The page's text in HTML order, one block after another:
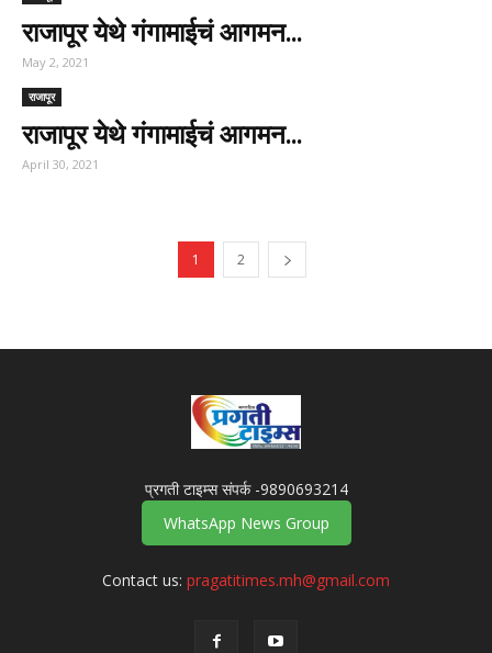
राजापूर येथे गंगामाईचं आगमन…
May 2, 2021
राजापूर
राजापूर येथे गंगामाईचं आगमन…
April 30, 2021
1 2
प्रगती टाइम्स संपर्क -9890693214
WhatsApp News Group
Contact us: pragatitimes.mh@gmail.com